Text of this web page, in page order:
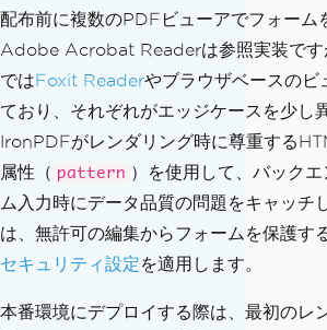
配布前に複数のPDFビューアでフォーム
Adobe Acrobat Readerは参照実装です
ではFoxit Readerやブラウザベースのビ
ており、それぞれがエッジケースを少し
IronPDFがレンダリング時に尊重する
属性（ pattern ）を使用して、バック
ム入力時にデータ品質の問題をキャッチ
は、無許可の編集からフォームを保護す
セキュリティ設定を適用します。
本番環境にデプロイする際は、最初のレ